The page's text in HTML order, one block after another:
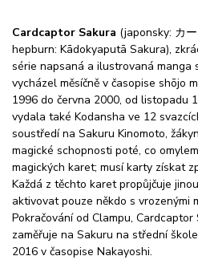
Cardcaptor Sakura (japonsky: カ
hepburn: Kādokyaputā Sakura),
série napsaná a ilustrovaná manga
vycházel měsíčně v časopise shōjo
1996 do června 2000, od listopadu
vydala také Kodansha ve 12
soustředí na Sakuru Kinomoto,
magické schopnosti poté, co
magických karet; musí karty získat
Každá z těchto karet propůjčuje
aktivovat pouze někdo s vrozenými
Pokračování od Clampu,
zaměřuje na Sakuru na střední
2016 v časopise Nakayoshi.